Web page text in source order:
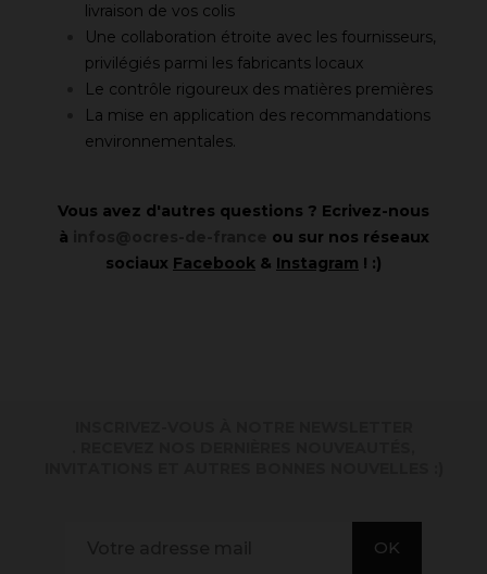
livraison de vos colis
Une collaboration étroite avec les fournisseurs,
privilégiés parmi les fabricants locaux
Le contrôle rigoureux des matières premières
La mise en application des recommandations
environnementales.
Vous avez d'autres questions ? Ecrivez-nous
à
ou sur nos réseaux
sociaux Facebook & Instagram ! :)